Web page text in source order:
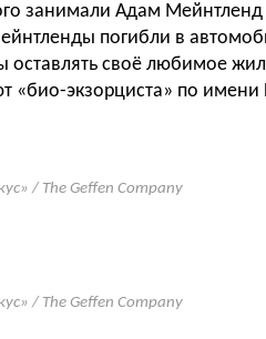
занимали Адам Мейнтленд
погибли в
оставлять своё любимое
«био-экзорциста» по
/ The Geffen Company
/ The Geffen Company